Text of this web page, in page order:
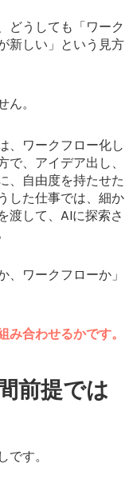
どうしても「ワーク
新しい」という見方
。
、ワークフロー化し
、アイデア出し、
、自由度を持たせた
した仕事では、細か
渡して、AIに探索さ
ワークフローか」
合わせるかです。
前提では
す。